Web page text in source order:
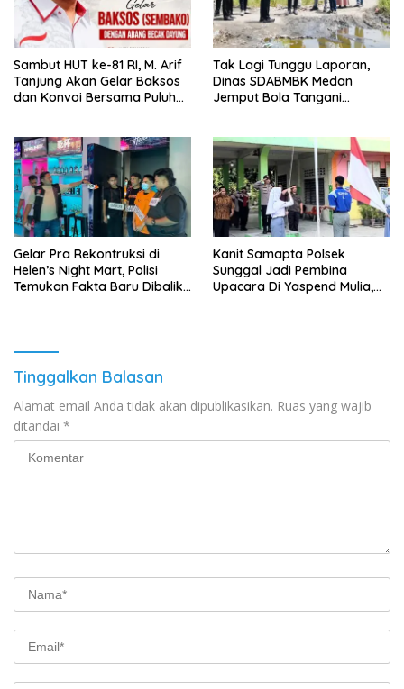
‎Sambut HUT ke-81 RI, M. Arif
Tanjung Akan Gelar Baksos
dan Konvoi Bersama Puluhan
Tak Lagi Tunggu Laporan,
Dinas SDABMBK Medan
Jemput Bola Tangani
Gelar Pra Rekontruksi di
Helen’s Night Mart, Polisi
Temukan Fakta Baru Dibalik
Kanit Samapta Polsek
Sunggal Jadi Pembina
Upacara Di Yaspend Mulia,
Tinggalkan Balasan
Alamat email Anda tidak akan dipublikasikan. Ruas yang wajib
ditandai *